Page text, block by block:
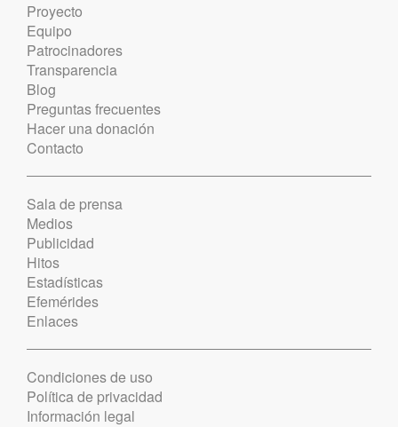
Proyecto
Equipo
Patrocinadores
Transparencia
Blog
Preguntas frecuentes
Hacer una donación
Contacto
Sala de prensa
Medios
Publicidad
Hitos
Estadísticas
Efemérides
Enlaces
Condiciones de uso
Política de privacidad
Información legal